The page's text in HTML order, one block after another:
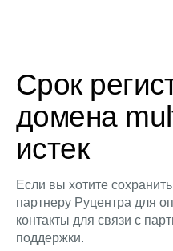
Срок
домена
истек
Если вы хотите
партнеру Руцентра для
контакты для связи с
поддержки.